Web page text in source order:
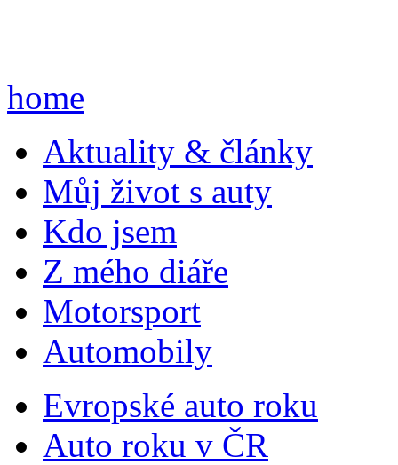
home
Aktuality & články
Můj život s auty
Kdo jsem
Z mého diáře
Motorsport
Automobily
Evropské auto roku
Auto roku v ČR